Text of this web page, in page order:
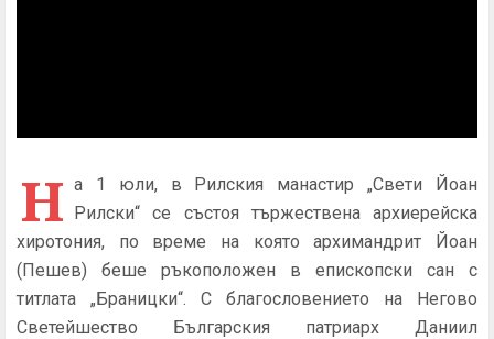
Н а 1 юли, в Рилския манастир „Свети Йоан
Рилски“ се състоя тържествена архиерейска
хиротония, по време на която архимандрит Йоан
(Пешев) беше ръкоположен в епископски сан с
титлата „Браницки“. С благословението на Негово
Светейшество Българския патриарх Даниил